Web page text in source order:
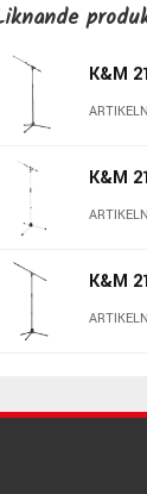
i två
i musikbranschen.
K&M
K&M
K&M